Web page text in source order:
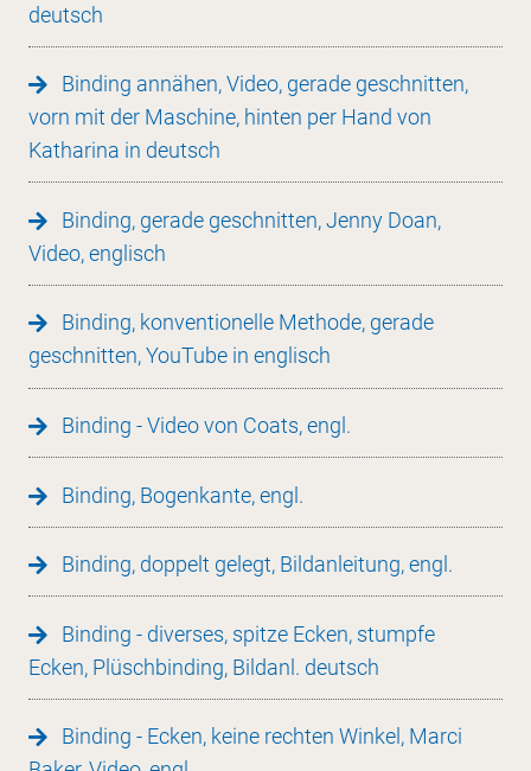
deutsch
Binding annähen, Video, gerade geschnitten,
vorn mit der Maschine, hinten per Hand von
Katharina in deutsch
Binding, gerade geschnitten, Jenny Doan,
Video, englisch
Binding, konventionelle Methode, gerade
geschnitten, YouTube in englisch
Binding - Video von Coats, engl.
Binding, Bogenkante, engl.
Binding, doppelt gelegt, Bildanleitung, engl.
Binding - diverses, spitze Ecken, stumpfe
Ecken, Plüschbinding, Bildanl. deutsch
Binding - Ecken, keine rechten Winkel, Marci